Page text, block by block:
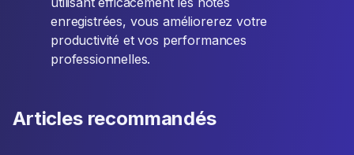
enregistrées, vous améliorerez votre
productivité et vos performances
professionnelles.
Articles recommandés